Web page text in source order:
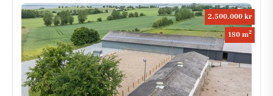
2.500.000 kr
180 m2